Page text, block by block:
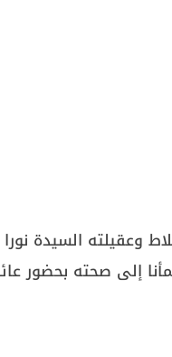
وعقيلته السيدة
إلى صحته بحضور